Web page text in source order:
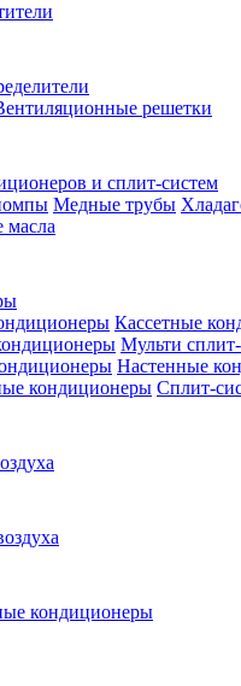
решетки
и сплит-систем
Медные трубы
масла
Кассетные
Мульти
Настенные
кондиционеры Сплит-
кондиционеры